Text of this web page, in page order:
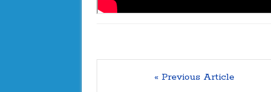
« Previous Article